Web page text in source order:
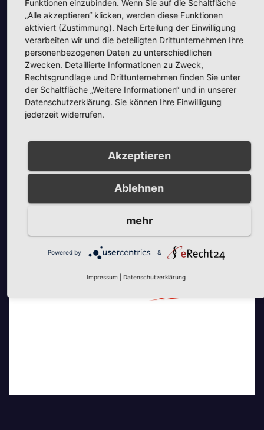
Unsere Partner
Funktionen einzubinden. Wenn Sie auf die Schaltfläche
„Alle akzeptieren“ klicken, werden diese Funktionen
aktiviert (Zustimmung). Nach Erteilung der Einwilligung
verarbeiten wir und die beteiligten Drittunternehmen Ihre
personenbezogenen Daten zu unterschiedlichen
Zwecken. Detaillierte Informationen zu Zweck,
Rechtsgrundlage und Drittunternehmen finden Sie unter
der Schaltfläche „Weitere Informationen“ und in unserer
Datenschutzerklärung. Sie können Ihre Einwilligung
jederzeit widerrufen.
Akzeptieren
Ablehnen
mehr
Powered by &
Impressum Datenschutzerklärung